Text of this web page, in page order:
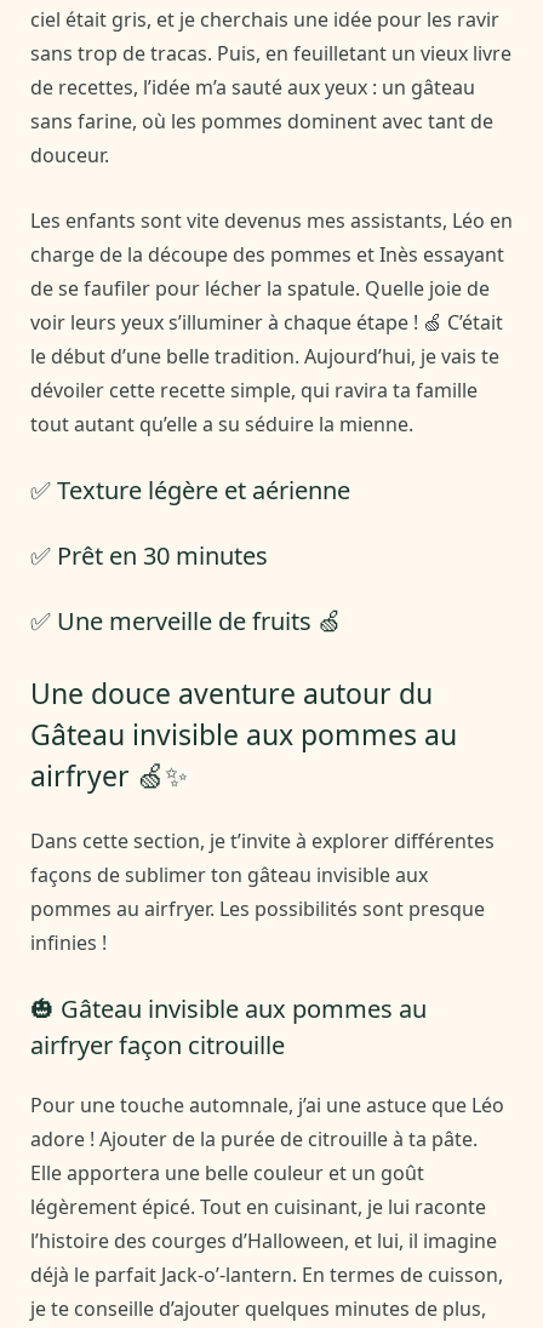
ciel était gris, et je cherchais une idée pour les ravir
sans trop de tracas. Puis, en feuilletant un vieux livre
de recettes, l’idée m’a sauté aux yeux : un gâteau
sans farine, où les pommes dominent avec tant de
douceur.
Les enfants sont vite devenus mes assistants, Léo en
charge de la découpe des pommes et Inès essayant
de se faufiler pour lécher la spatule. Quelle joie de
voir leurs yeux s’illuminer à chaque étape ! 🍏 C’était
le début d’une belle tradition. Aujourd’hui, je vais te
dévoiler cette recette simple, qui ravira ta famille
tout autant qu’elle a su séduire la mienne.
✅ Texture légère et aérienne
✅ Prêt en 30 minutes
✅ Une merveille de fruits 🍏
Une douce aventure autour du
Gâteau invisible aux pommes au
airfryer 🍏✨
Dans cette section, je t’invite à explorer différentes
façons de sublimer ton gâteau invisible aux
pommes au airfryer. Les possibilités sont presque
infinies !
🎃 Gâteau invisible aux pommes au
airfryer façon citrouille
Pour une touche automnale, j’ai une astuce que Léo
adore ! Ajouter de la purée de citrouille à ta pâte.
Elle apportera une belle couleur et un goût
légèrement épicé. Tout en cuisinant, je lui raconte
l’histoire des courges d’Halloween, et lui, il imagine
déjà le parfait Jack-o’-lantern. En termes de cuisson,
je te conseille d’ajouter quelques minutes de plus,